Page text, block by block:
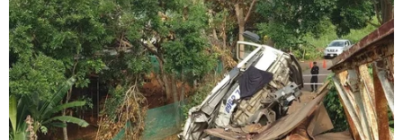
Italy: Hai trận động đất liên tiếp làm
rung chuyển khu vực gần tháp
nghiêng Pisa
04/08/2026 22:41